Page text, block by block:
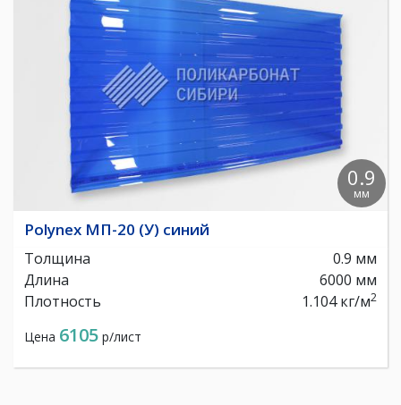
0.9
мм
Polynex МП-20 (У) синий
Толщина
0.9 мм
Длина
6000 мм
Плотность
1.104 кг/м2
Цена 6105 р/лист